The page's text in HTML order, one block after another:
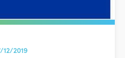
12/2019